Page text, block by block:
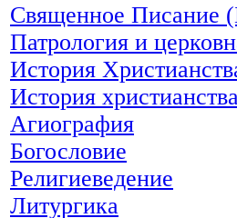
Священное Писание
Патрология и
История
История
Агиография
Богословие
Религиеведение
Литургика